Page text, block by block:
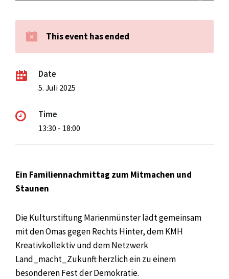
This event has ended
Date
5. Juli 2025
Time
13:30 - 18:00
Ein Familiennachmittag zum Mitmachen und
Staunen
Die Kulturstiftung Marienmünster lädt gemeinsam
mit den Omas gegen Rechts Hinter, dem KMH
Kreativkollektiv und dem Netzwerk
Land_macht_Zukunft herzlich ein zu einem
besonderen Fest der Demokratie.